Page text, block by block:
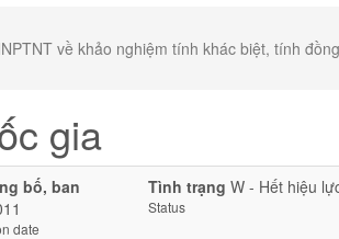
về khảo nghiệm tính khác biệt, tính
gia
bố, ban
date
Tình trạng W - Hết hiệu
Status